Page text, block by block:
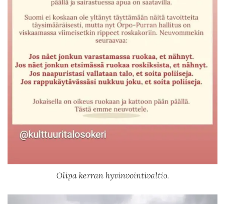
Olipa kerran hyvinvointivaltio.